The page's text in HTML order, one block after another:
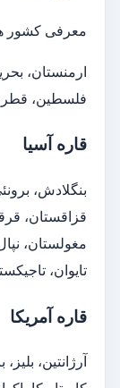
معرفی کشور
ارمنستان،
فلسطین،
قاره آسیا
بنگلادش،
قزاقستان،
مغولستان،
تایوان،
قاره آمریکا
آرژانتین،